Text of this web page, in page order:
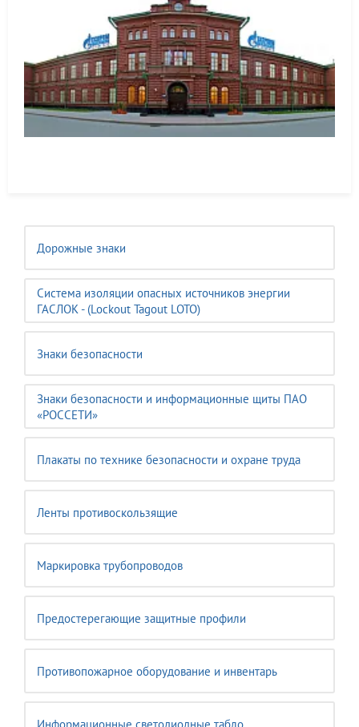
Дорожные знаки
Система изоляции опасных источников энергии
ГАСЛОК - (Lockout Tagout LOTO)
Знаки безопасности
Знаки безопасности и информационные щиты ПАО
«РОССЕТИ»
Плакаты по технике безопасности и охране труда
Ленты противоскользящие
Маркировка трубопроводов
Предостерегающие защитные профили
Противопожарное оборудование и инвентарь